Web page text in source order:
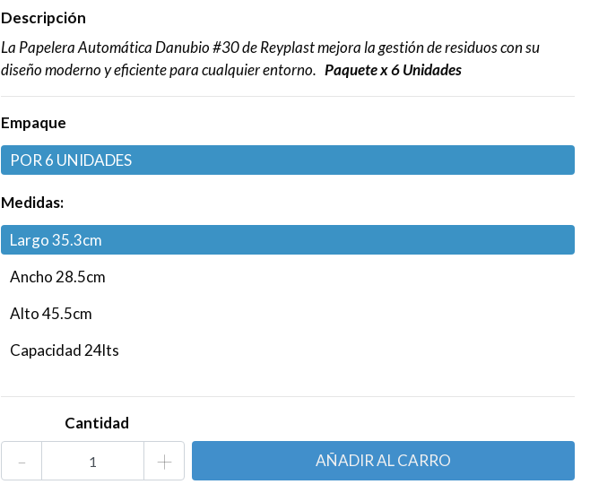
Descripción
La Papelera Automática Danubio #30 de Reyplast mejora la gestión de residuos con su
diseño moderno y eficiente para cualquier entorno. Paquete x 6 Unidades
Empaque
POR 6 UNIDADES
Medidas:
Largo 35.3cm
Ancho 28.5cm
Alto 45.5cm
Capacidad 24lts
Cantidad
- +